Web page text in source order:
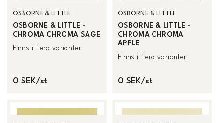
OSBORNE & LITTLE
OSBORNE & LITTLE -
CHROMA CHROMA SAGE
Finns i flera varianter
0 SEK/st
OSBORNE & LITTLE
OSBORNE & LITTLE -
CHROMA CHROMA
APPLE
Finns i flera varianter
0 SEK/st